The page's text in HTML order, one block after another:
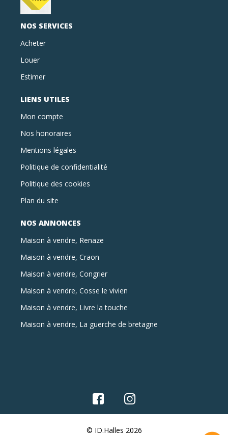
NOS SERVICES
Acheter
Louer
Estimer
LIENS UTILES
Mon compte
Nos honoraires
Mentions légales
Politique de confidentialité
Politique des cookies
Plan du site
NOS ANNONCES
Maison à vendre, Renaze
Maison à vendre, Craon
Maison à vendre, Congrier
Maison à vendre, Cosse le vivien
Maison à vendre, Livre la touche
Maison à vendre, La guerche de bretagne
© ID.Halles 2026